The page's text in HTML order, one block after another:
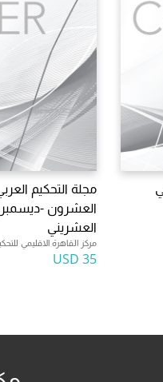
مجلة التحكيم
العشرون -
العشريني
مركز القاهرة الاقليمي
35 USD